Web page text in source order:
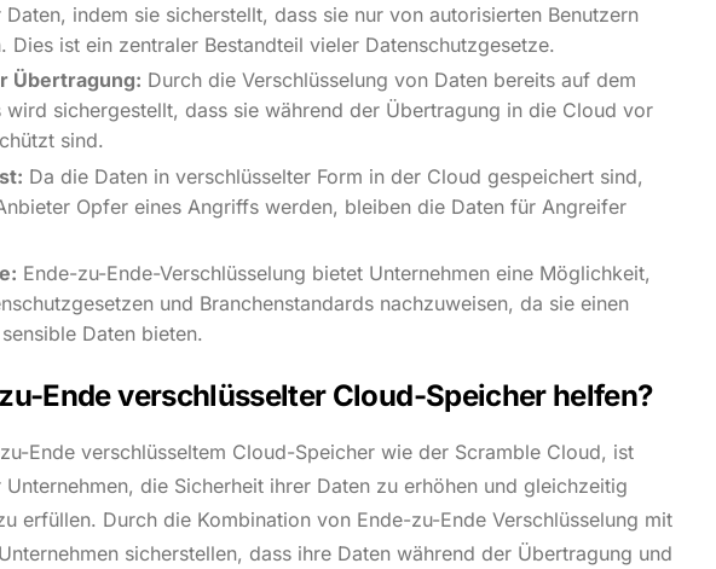
indem sie sicherstellt, dass sie nur von autorisierten Benutzern
Dies ist ein zentraler Bestandteil vieler Datenschutzgesetze.
Übertragung: Durch die Verschlüsselung von Daten bereits auf dem
wird sichergestellt, dass sie während der Übertragung in die Cloud vor
sind.
Da die Daten in verschlüsselter Form in der Cloud gespeichert sind,
Opfer eines Angriffs werden, bleiben die Daten für Angreifer
Ende-zu-Ende-Verschlüsselung bietet Unternehmen eine Möglichkeit,
und Branchenstandards nachzuweisen, da sie einen
Daten bieten.
Ende verschlüsselter Cloud-Speicher helfen?
Ende verschlüsseltem Cloud-Speicher wie der Scramble Cloud, ist
die Sicherheit ihrer Daten zu erhöhen und gleichzeitig
erfüllen. Durch die Kombination von Ende-zu-Ende Verschlüsselung mit
sicherstellen, dass ihre Daten während der Übertragung und